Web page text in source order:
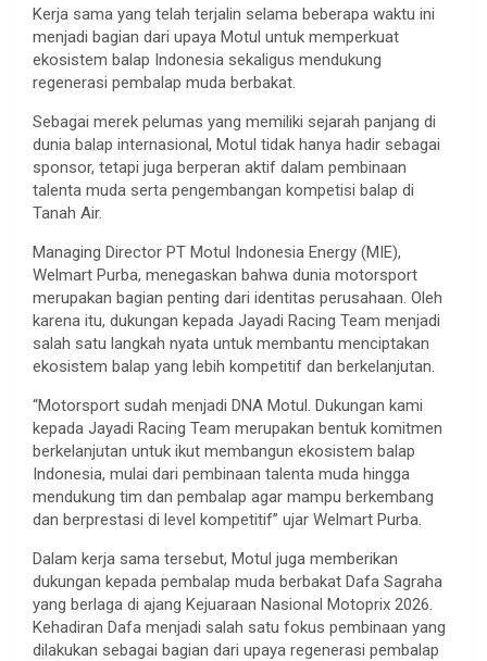
Kerja sama yang telah terjalin selama beberapa waktu ini
menjadi bagian dari upaya Motul untuk memperkuat
ekosistem balap Indonesia sekaligus mendukung
regenerasi pembalap muda berbakat.
Sebagai merek pelumas yang memiliki sejarah panjang di
dunia balap internasional, Motul tidak hanya hadir sebagai
sponsor, tetapi juga berperan aktif dalam pembinaan
talenta muda serta pengembangan kompetisi balap di
Tanah Air.
Managing Director PT Motul Indonesia Energy (MIE),
Welmart Purba, menegaskan bahwa dunia motorsport
merupakan bagian penting dari identitas perusahaan. Oleh
karena itu, dukungan kepada Jayadi Racing Team menjadi
salah satu langkah nyata untuk membantu menciptakan
ekosistem balap yang lebih kompetitif dan berkelanjutan.
“Motorsport sudah menjadi DNA Motul. Dukungan kami
kepada Jayadi Racing Team merupakan bentuk komitmen
berkelanjutan untuk ikut membangun ekosistem balap
Indonesia, mulai dari pembinaan talenta muda hingga
mendukung tim dan pembalap agar mampu berkembang
dan berprestasi di level kompetitif” ujar Welmart Purba.
Dalam kerja sama tersebut, Motul juga memberikan
dukungan kepada pembalap muda berbakat Dafa Sagraha
yang berlaga di ajang Kejuaraan Nasional Motoprix 2026.
Kehadiran Dafa menjadi salah satu fokus pembinaan yang
dilakukan sebagai bagian dari upaya regenerasi pembalap